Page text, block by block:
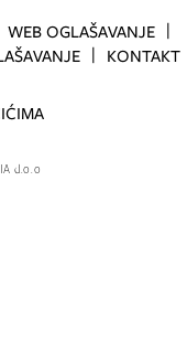
WEB OGLAŠAVANJE
KONTAKT
d.o.o